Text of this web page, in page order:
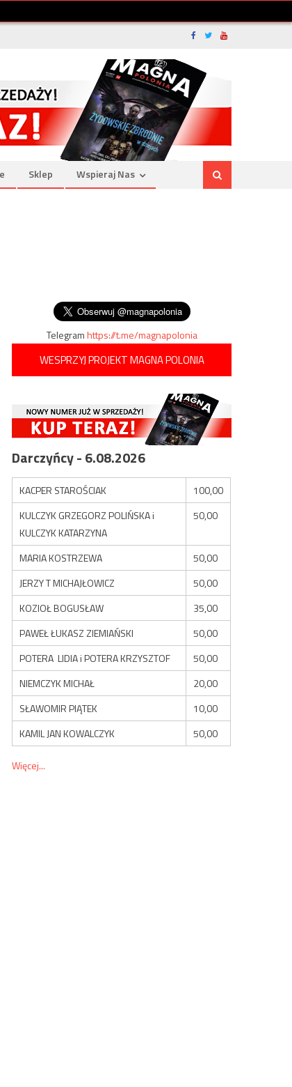
Sklep Wspieraj Nas
Telegramhttps://t.me/magnapolonia
WESPRZYJ PROJEKT MAGNA POLONIA
Darczyńcy - 6.08.2026
KACPER STAROŚCIAK
100,00
KULCZYK GRZEGORZ POLIŃSKA i
KULCZYK KATARZYNA
50,00
MARIA KOSTRZEWA
50,00
JERZY T MICHAJŁOWICZ
50,00
KOZIOŁ BOGUSŁAW
35,00
PAWEŁ ŁUKASZ ZIEMIAŃSKI
50,00
POTERA LIDIA i POTERA KRZYSZTOF
50,00
NIEMCZYK MICHAŁ
20,00
SŁAWOMIR PIĄTEK
10,00
KAMIL JAN KOWALCZYK
50,00
Więcej...